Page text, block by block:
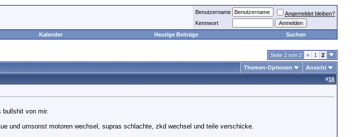
Benutzername
Angemeldet bleiben?
Kennwort
Kalender Heutige Beiträge Suchen
Seite 2 von 2 < 1 2
Themen-Optionen
Ansicht
#16
bullshit von mir.
und umsonst motoren wechsel, supras schlachte, zkd wechsel und teile verschicke.